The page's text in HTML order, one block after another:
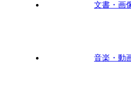
文書・画
音楽・動